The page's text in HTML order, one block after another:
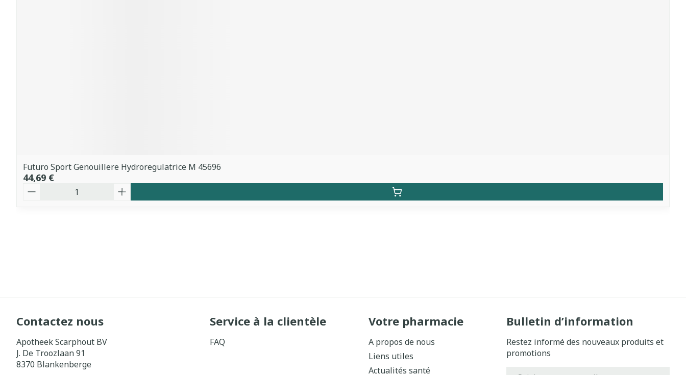
Futuro Sport Genouillere Hydroregulatrice M 45696
44,69 €
Contactez nous
Apotheek Scarphout BV
J. De Troozlaan 91
8370 Blankenberge
Service à la clientèle
FAQ
Votre pharmacie
A propos de nous
Liens utiles
Actualités santé
Bulletin d’information
Restez informé des nouveaux produits et
promotions